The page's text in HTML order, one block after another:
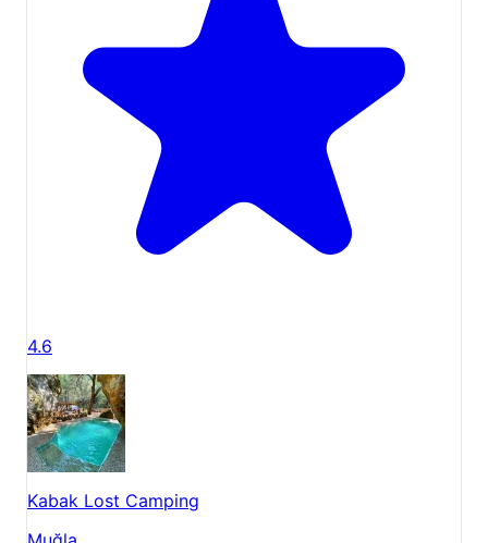
4.6
Kabak Lost Camping